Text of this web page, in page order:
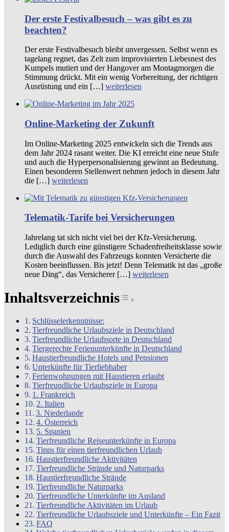
Der erste Festivalbesuch – was gibt es zu
beachten?
Der erste Festivalbesuch bleibt unvergessen. Selbst wenn es
tagelang regnet, das Zelt zum improvisierten Liebesnest des
Kumpels mutiert und der Hangover am Montagmorgen die
Stimmung drückt. Mit ein wenig Vorbereitung, der richtigen
Ausrüstung und ein […] weiterlesen
Online-Marketing der Zukunft
Im Online-Marketing 2025 entwickeln sich die Trends aus
dem Jahr 2024 rasant weiter. Die KI erreicht eine neue Stufe
und auch die Hyperpersonalisierung gewinnt an Bedeutung.
Einen besonderen Stellenwert nehmen jedoch in diesem Jahr
die […] weiterlesen
Telematik-Tarife bei Versicherungen
Jahrelang tat sich nicht viel bei der Kfz-Versicherung.
Lediglich durch eine günstigere Schadenfreiheitsklasse sowie
durch die Auswahl des Fahrzeugs konnten Versicherte die
Kosten beeinflussen. Bis jetzt! Denn Telematik ist das „große
neue Ding“, das Versicherer […] weiterlesen
InhaltsverzeichnisToggle Table of
Schlüsselerkenntnisse:
Tierfreundliche Urlaubsziele in Deutschland
Tierfreundliche Urlaubsorte in Deutschland
Tiergerechte Ferienunterkünfte in Deutschland
Haustierfreundliche Hotels und Pensionen
Unterkünfte für Tierliebhaber
Ferienwohnungen mit Haustieren erlaubt
Tierfreundliche Urlaubsziele in Europa
1. Frankreich
2. Italien
3. Niederlande
4. Österreich
5. Spanien
Tierfreundliche Reiseunterkünfte in Europa
Tipps für einen tierfreundlichen Urlaub
Haustierfreundliche Aktivitäten
Tierfreundliche Strände und Naturparks
Haustierfreundliche Strände
Tierfreundliche Naturparks
Tierfreundliche Unterkünfte im Ausland
Tierfreundliche Aktivitäten im Urlaub
Tierfreundliche Urlaubsziele und Unterkünfte – Ein Fazit
FAQ